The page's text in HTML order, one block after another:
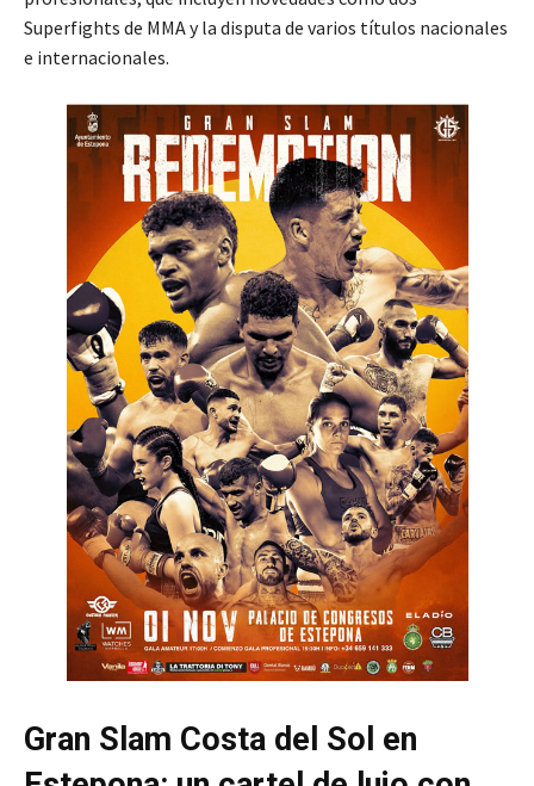
Superfights de MMA y la disputa de varios títulos nacionales
e internacionales.
Gran Slam Costa del Sol en